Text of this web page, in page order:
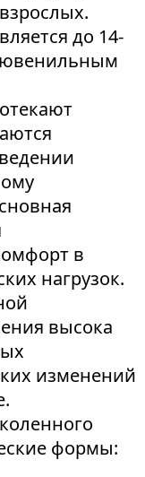
до 14-
ювенильным
в
нагрузок.
высока
изменений
формы: